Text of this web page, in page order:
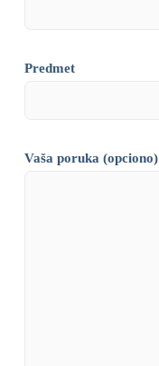
Predmet
Vaša poruka (opciono)